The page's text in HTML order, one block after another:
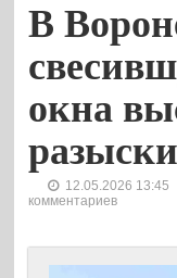
В
окна
12.05.2026 13:45
комментариев